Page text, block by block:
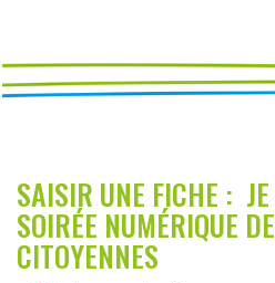
SAISIR UNE FICHE :
SOIRÉE NUMÉRIQUE
CITOYENNES